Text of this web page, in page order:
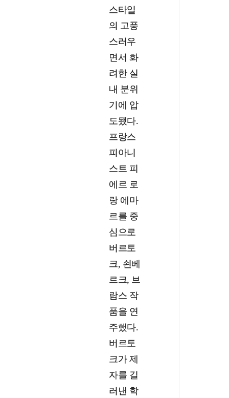
스타일
의 고풍
스러우
면서 화
려한 실
내 분위
기에 압
도됐다.
프랑스
피아니
스트 피
에르 로
랑 에마
르를 중
심으로
버르토
크, 쇤베
르크, 브
람스 작
품을 연
주했다.
버르토
크가 제
자를 길
러낸 학